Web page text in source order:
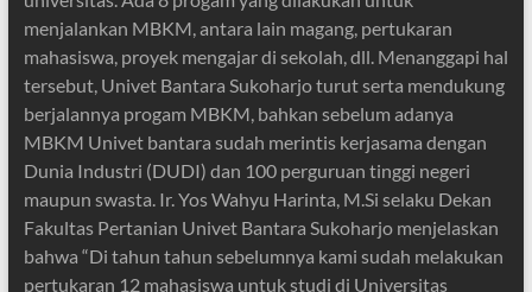
menjalankan MBKM, antara lain magang, pertukaran
mahasiswa, proyek mengajar di sekolah, dll. Menanggapi hal
tersebut, Univet Bantara Sukoharjo turut serta mendukung
berjalannya progam MBKM, bahkan sebelum adanya
MBKM Univet bantara sudah merintis kerjasama dengan
Dunia Industri (DUDI) dan 100 perguruan tinggi negeri
maupun swasta. Ir. Yos Wahyu Harinta, M.Si selaku Dekan
Fakultas Pertanian Univet Bantara Sukoharjo menjelaskan
bahwa “Di tahun tahun sebelumnya kami sudah melakukan
pertukaran 12 mahasiswa untuk studi di Universitas